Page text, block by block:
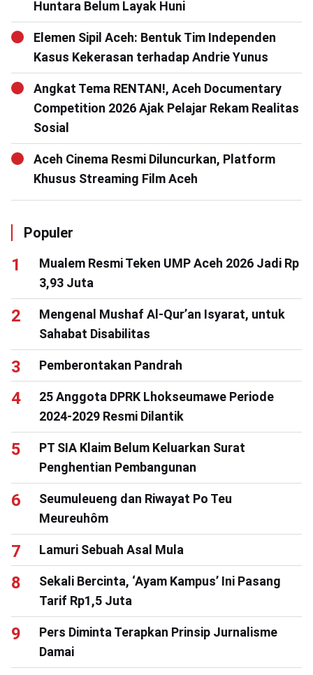
Huntara Belum Layak Huni
Elemen Sipil Aceh: Bentuk Tim Independen
Kasus Kekerasan terhadap Andrie Yunus
Angkat Tema RENTAN!, Aceh Documentary
Competition 2026 Ajak Pelajar Rekam Realitas
Sosial
Aceh Cinema Resmi Diluncurkan, Platform
Khusus Streaming Film Aceh
Populer
Mualem Resmi Teken UMP Aceh 2026 Jadi Rp
3,93 Juta
Mengenal Mushaf Al-Qur’an Isyarat, untuk
Sahabat Disabilitas
Pemberontakan Pandrah
25 Anggota DPRK Lhokseumawe Periode
2024-2029 Resmi Dilantik
PT SIA Klaim Belum Keluarkan Surat
Penghentian Pembangunan
Seumuleueng dan Riwayat Po Teu
Meureuhôm
Lamuri Sebuah Asal Mula
Sekali Bercinta, ‘Ayam Kampus’ Ini Pasang
Tarif Rp1,5 Juta
Pers Diminta Terapkan Prinsip Jurnalisme
Damai